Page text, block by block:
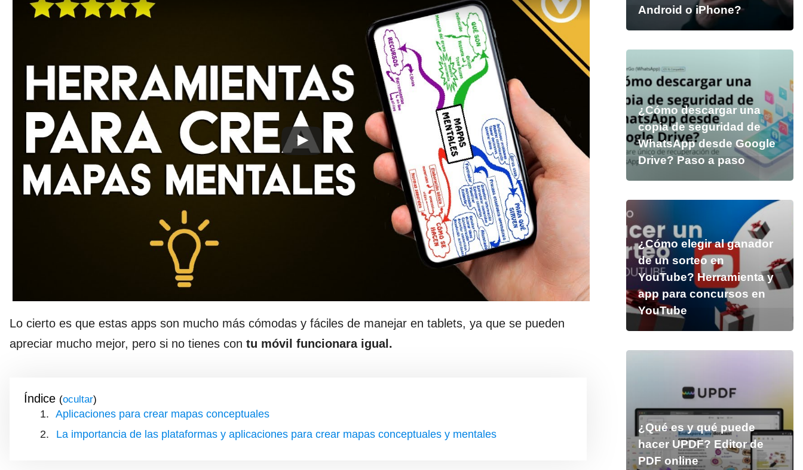
Lo cierto es que estas apps son mucho más cómodas y fáciles de manejar en tablets, ya que se pueden
apreciar mucho mejor, pero si no tienes con tu móvil funcionara igual.
Índice ( )
Aplicaciones para crear mapas conceptuales
La importancia de las plataformas y aplicaciones para crear mapas conceptuales y mentales
Android o iPhone?
¿Cómo descargar una
copia de seguridad de
WhatsApp desde Google
Drive? Paso a paso
¿Cómo elegir al ganador
de un sorteo en
YouTube? Herramienta y
app para concursos en
YouTube
¿Qué es y qué puede
hacer UPDF? Editor de
PDF online